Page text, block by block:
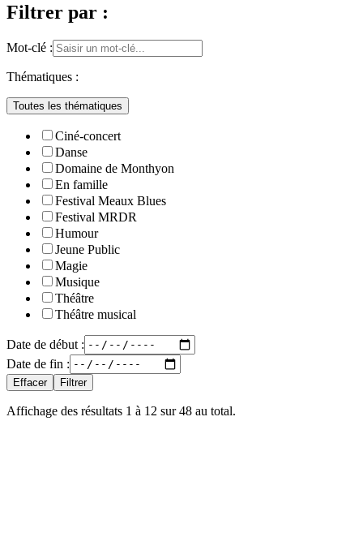
Filtrer par :
Mot-clé :
Thématiques :
Toutes les thématiques
Ciné-concert
Danse
Domaine de Monthyon
En famille
Festival Meaux Blues
Festival MRDR
Humour
Jeune Public
Magie
Musique
Théâtre
Théâtre musical
Date de début :
Date de fin :
Effacer Filtrer
Affichage des résultats 1 à 12 sur48 au total.